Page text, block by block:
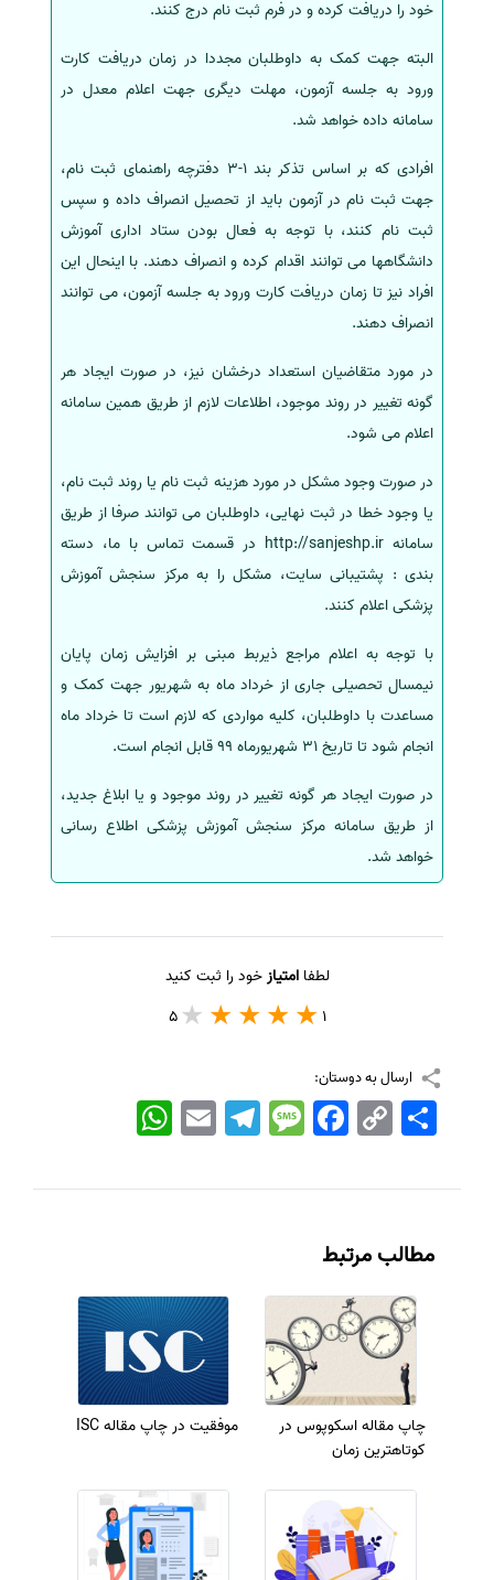
خود را دریافت کرده و در فرم ثبت نام درج کنند.
البته جهت کمک به داوطلبان مجددا در زمان دریافت کارت
ورود به جلسه آزمون، مهلت دیگری جهت اعلام معدل در
سامانه داده خواهد شد.
افرادی که بر اساس تذکر بند 1-3 دفترچه راهنمای ثبت نام،
جهت ثبت نام در آزمون باید از تحصیل انصراف داده و سپس
ثبت نام کنند، با توجه به فعال بودن ستاد اداری آموزش
دانشگاهها می توانند اقدام کرده و انصراف دهند. با اینحال این
افراد نیز تا زمان دریافت کارت ورود به جلسه آزمون، می توانند
انصراف دهند.
در مورد متقاضیان استعداد درخشان نیز، در صورت ایجاد هر
گونه تغییر در روند موجود، اطلاعات لازم از طریق همین سامانه
اعلام می شود.
در صورت وجود مشکل در مورد هزینه ثبت نام یا روند ثبت نام،
یا وجود خطا در ثبت نهایی، داوطلبان می توانند صرفا از طریق
سامانه http://sanjeshp.ir در قسمت تماس با ما، دسته
بندی : پشتیبانی سایت، مشکل را به مرکز سنجش آموزش
پزشکی اعلام کنند.
با توجه به اعلام مراجع ذیربط مبنی بر افزایش زمان پایان
نیمسال تحصیلی جاری از خرداد ماه به شهریور جهت کمک و
مساعدت با داوطلبان، کلیه مواردی که لازم است تا خرداد ماه
انجام شود تا تاریخ 31 شهریورماه 99 قابل انجام است.
در صورت ایجاد هر گونه تغییر در روند موجود و یا ابلاغ جدید،
از طریق سامانه مرکز سنجش آموزش پزشکی اطلاع رسانی
خواهد شد.
لطفاامتیازخود را ثبت کنید
1
5
ارسال به دوستان:
WhatsApp EmailTelegramMessageFacebook Copy
Link
اشتراک
مطالب مرتبط
چاپ مقاله اسکوپوس در
کوتاهترین زمان
موفقیت در چاپ مقاله ISC